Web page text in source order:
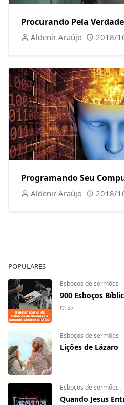
Procurando Pela Verdade
Aldenir Araújo 2018/
Programando Seu
Aldenir Araújo 2018/
POPULARES
Esboços de sermões
900 Esboços
37
Esboços de sermões
Lições de Lázaro
Esboços de sermões ,
Quando Jesus